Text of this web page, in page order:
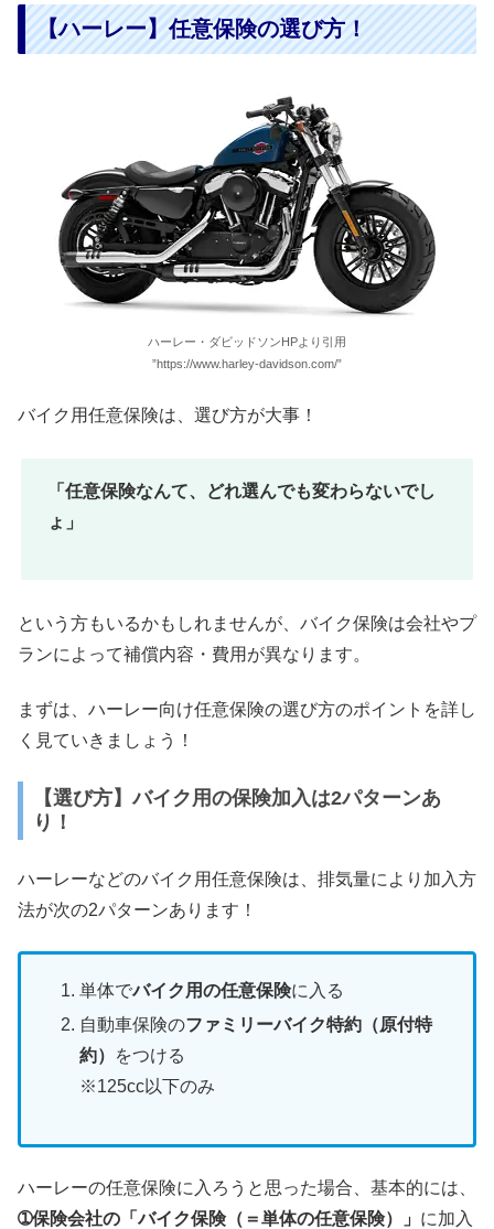
【ハーレー】任意保険の選び方！
ハーレー・ダビッドソンHPより引用
”https://www.harley-davidson.com/”
バイク用任意保険は、選び方が大事！
「任意保険なんて、どれ選んでも変わらないでし
ょ」
という方もいるかもしれませんが、バイク保険は会社やプ
ランによって補償内容・費用が異なります。
まずは、ハーレー向け任意保険の選び方のポイントを詳し
く見ていきましょう！
【選び方】バイク用の保険加入は2パターンあ
り！
ハーレーなどのバイク用任意保険は、排気量により加入方
法が次の2パターンあります！
単体でバイク用の任意保険に入る
自動車保険のファミリーバイク特約（原付特
約）
をつける
※125cc以下のみ
ハーレーの任意保険に入ろうと思った場合、基本的には、
➀保険会社の「バイク保険（＝単体の任意保険）」 に加入